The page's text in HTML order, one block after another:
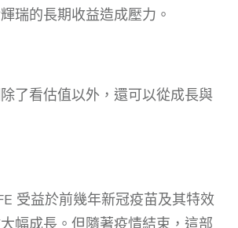
瑞的長期收益造成壓力。
了看估值以外，還可以從成長與
受益於前幾年新冠疫苗及其特效
幅成長。但隨著疫情結束，這部